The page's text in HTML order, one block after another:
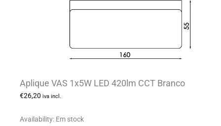
Aplique VAS 1x5W LED 420lm CCT Branco
€26,20 iva incl.
Availability: Em stock